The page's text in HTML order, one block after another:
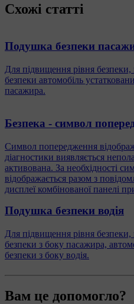
Схожі статті
Подушка безпеки
Для підвищення рівня
безпеки автомобіль
пасажира.
Безпека - символ
Символ попередження
діагностики виявляється
активована. За необхідності
відображається разом з
дисплеї комбінованої панелі
Подушка безпеки водія
Для підвищення рівня
безпеки з боку пасажира,
безпеки з боку водія.
Вам це допомогло?